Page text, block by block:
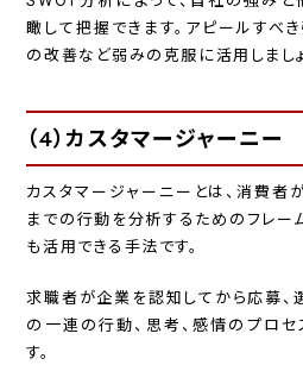
瞰して把握できます。アピールすべ
の改善など弱みの克服に活用しましょ
（4）カスタマージャーニー
カスタマージャーニーとは、消費者
までの行動を分析するためのフレー
も活用できる手法です。
求職者が企業を認知してから応募、
の一連の行動、思考、感情のプロ
す。